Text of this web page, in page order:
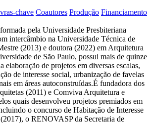
chave Coautores Produção Financiamento
pela Universidade Presbiteriana
intercâmbio na Universidade Técnica de
(2013) e doutora (2022) em Arquitetura
de São Paulo, possui mais de quinze
elaboração de projetos em diversas escalas,
de interesse social, urbanização de favelas
em áreas autoconstruídas.É fundadora dos
(2011) e Comviva Arquitetura e
quais desenvolveu projetos premiados em
o concurso de Habitação de Interesse
o RENOVASP da Secretaria de